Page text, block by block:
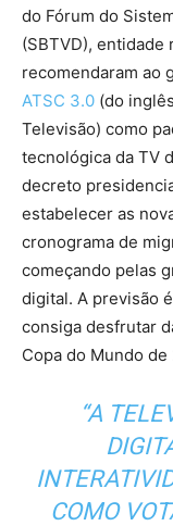
do Fórum do
(SBTVD), entidade
recomendaram ao
ATSC 3.0 (do
Televisão) como
tecnológica da TV
decreto
estabelecer as
cronograma de
começando pelas
digital. A previsão
consiga desfrutar
Copa do Mundo de
“A
COMO